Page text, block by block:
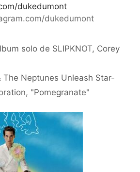
dukedumont
dukedumont
solo de SLIPKNOT, Corey
The Neptunes Unleash Star-
"Pomegranate"